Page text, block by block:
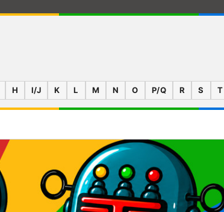
H I/J K L M N O P/Q R S T